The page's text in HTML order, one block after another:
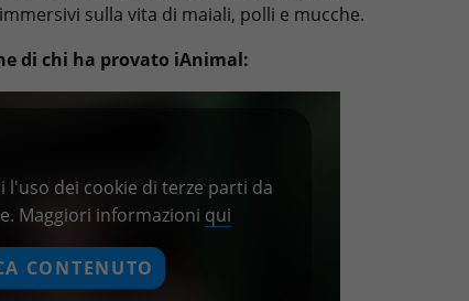
sulla vita di maiali, polli e mucche.
di chi ha provato iAnimal:
l'uso dei cookie di terze parti da
Maggiori informazioni qui
CONTENUTO